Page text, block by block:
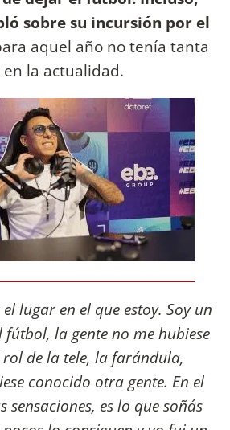
sobre su incursión por el
aquel año no tenía tanta
la actualidad.
lugar en el que estoy. Soy un
la gente no me hubiese
de la tele, la farándula,
conocido otra gente. En el
es lo que soñás